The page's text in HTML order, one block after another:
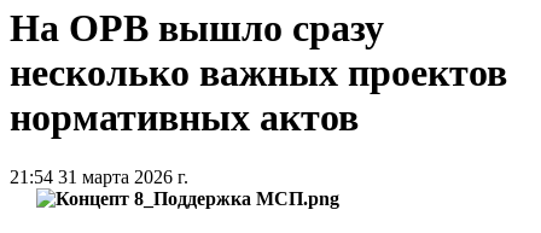
На ОРВ вышло сразу
несколько важных проектов
нормативных актов
21:54 31 марта 2026 г.